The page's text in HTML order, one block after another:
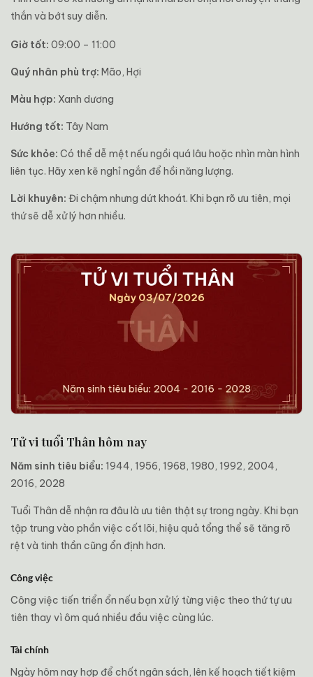
thắn và bớt suy diễn.
Giờ tốt: 09:00 – 11:00
Quý nhân phù trợ: Mão, Hợi
Màu hợp: Xanh dương
Hướng tốt: Tây Nam
Sức khỏe: Có thể dễ mệt nếu ngồi quá lâu hoặc nhìn màn hình
liên tục. Hãy xen kẽ nghỉ ngắn để hồi năng lượng.
Lời khuyên: Đi chậm nhưng dứt khoát. Khi bạn rõ ưu tiên, mọi
thứ sẽ dễ xử lý hơn nhiều.
Tử vi tuổi Thân hôm nay
Năm sinh tiêu biểu: 1944, 1956, 1968, 1980, 1992, 2004,
2016, 2028
Tuổi Thân dễ nhận ra đâu là ưu tiên thật sự trong ngày. Khi bạn
tập trung vào phần việc cốt lõi, hiệu quả tổng thể sẽ tăng rõ
rệt và tinh thần cũng ổn định hơn.
Công việc
Công việc tiến triển ổn nếu bạn xử lý từng việc theo thứ tự ưu
tiên thay vì ôm quá nhiều đầu việc cùng lúc.
Tài chính
Ngày hôm nay hợp để chốt ngân sách, lên kế hoạch tiết kiệm